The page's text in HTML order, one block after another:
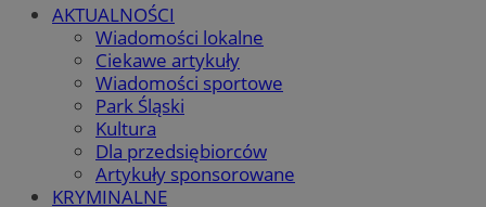
AKTUALNOŚCI
Wiadomości lokalne
Ciekawe artykuły
Wiadomości sportowe
Park Śląski
Kultura
Dla przedsiębiorców
Artykuły sponsorowane
KRYMINALNE